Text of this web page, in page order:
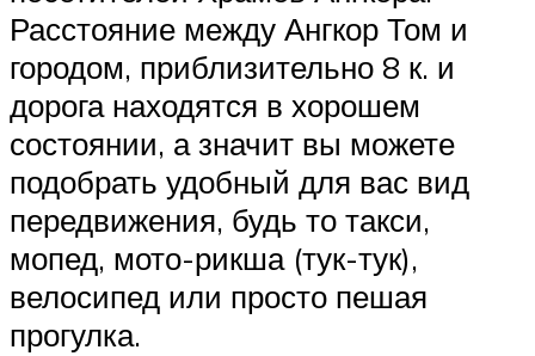
Расстояние между Ангкор Том и
городом, приблизительно 8 к. и
дорога находятся в хорошем
состоянии, а значит вы можете
подобрать удобный для вас вид
передвижения, будь то такси,
мопед, мото-рикша (тук-тук),
велосипед или просто пешая
прогулка.